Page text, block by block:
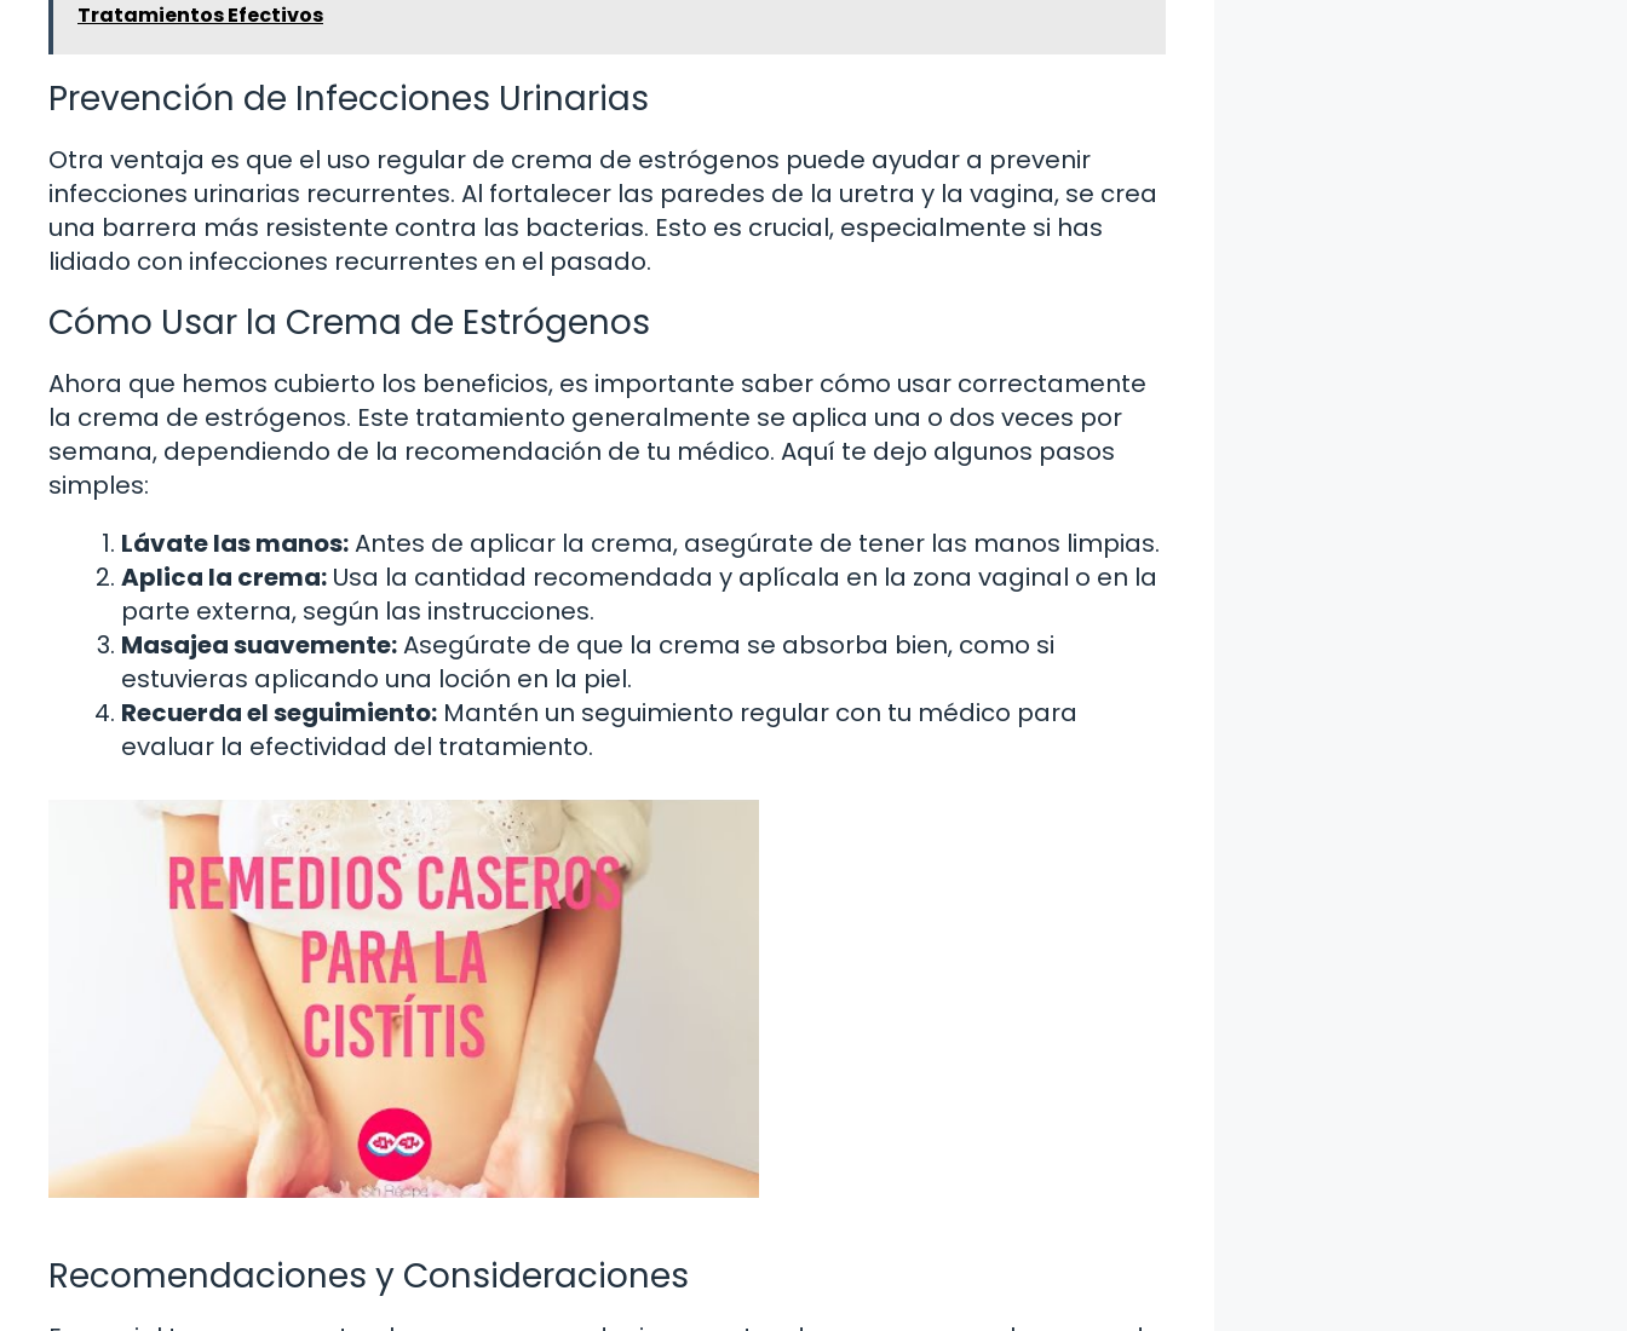
Tratamientos Efectivos
Prevención de Infecciones Urinarias
Otra ventaja es que el uso regular de crema de estrógenos puede ayudar a prevenir
infecciones urinarias recurrentes. Al fortalecer las paredes de la uretra y la vagina, se crea
una barrera más resistente contra las bacterias. Esto es crucial, especialmente si has
lidiado con infecciones recurrentes en el pasado.
Cómo Usar la Crema de Estrógenos
Ahora que hemos cubierto los beneficios, es importante saber cómo usar correctamente
la crema de estrógenos. Este tratamiento generalmente se aplica una o dos veces por
semana, dependiendo de la recomendación de tu médico. Aquí te dejo algunos pasos
simples:
Lávate las manos:Antes de aplicar la crema, asegúrate de tener las manos limpias.
Aplica la crema: Usa la cantidad recomendada y aplícala en la zona vaginal o en la
parte externa, según las instrucciones.
Masajea suavemente:Asegúrate de que la crema se absorba bien, como si
estuvieras aplicando una loción en la piel.
Recuerda el seguimiento: Mantén un seguimiento regular con tu médico para
evaluar la efectividad del tratamiento.
Recomendaciones y Consideraciones